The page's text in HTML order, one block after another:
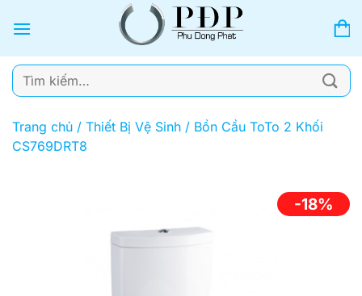
qua
dung
Tìm
kiếm:
Trang chủ / Thiết Bị Vệ Sinh / Bồn Cầu ToTo 2 Khối
CS769DRT8
-18%